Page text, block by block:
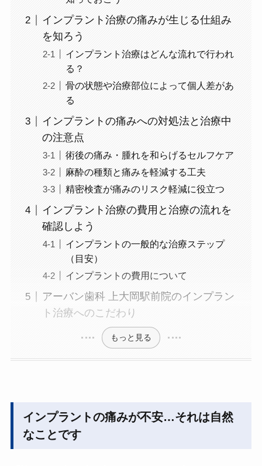
インプラント治療の痛みが生じる仕組み
を知ろう
インプラント治療はどんな流れで行われ
る？
骨の状態や治療部位によって個人差があ
る
インプラントの痛みへの対処法と治療中
の注意点
術後の痛み・腫れを和らげるセルフケア
麻酔の種類と痛みを軽減する工夫
精密検査が痛みのリスク軽減に役立つ
インプラント治療の費用と治療の流れを
確認しよう
インプラントの一般的な治療ステップ
（目安）
インプラントの費用について
アーバン歯科 上大岡駅前院のインプラン
ト治療へのこだわり
もっと見る
インプラントの痛みが不安…それは自然
なことです